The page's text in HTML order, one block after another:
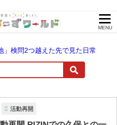
MENU
」検問2つ越えた先で見た日常
活動再開